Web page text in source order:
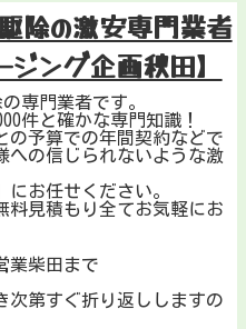
除の激安専門業者
ジング企画秋田】
専門業者です。
件と確かな専門知識！
の予算での年間契約などで
への信じられないような激
お任せください。
料見積もり全てお気軽にお
業柴田まで
次第すぐ折り返ししますの